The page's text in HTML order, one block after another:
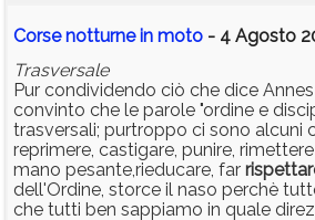
Corse notturne in moto - 4 Agosto
Trasversale
Pur condividendo ciò che dice
convinto che le parole "ordine e
trasversali; purtroppo ci sono alcuni
reprimere, castigare, punire,
mano pesante,rieducare, far
dell'Ordine, storce il naso perchè
che tutti ben sappiamo in quale